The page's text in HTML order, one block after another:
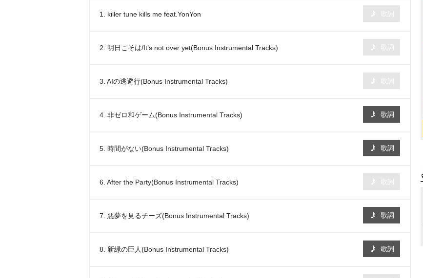
1. killer tune kills me feat.YonYon
2. 明日こそは/It’s not over yet(Bonus Instrumental Tracks)
3. AIの逃避行(Bonus Instrumental Tracks)
4. 非ゼロ和ゲーム(Bonus Instrumental Tracks) 歌詞
5. 時間がない(Bonus Instrumental Tracks) 歌詞
6. After the Party(Bonus Instrumental Tracks)
7. 悪夢を見るチーズ(Bonus Instrumental Tracks) 歌詞
8. 新緑の巨人(Bonus Instrumental Tracks) 歌詞